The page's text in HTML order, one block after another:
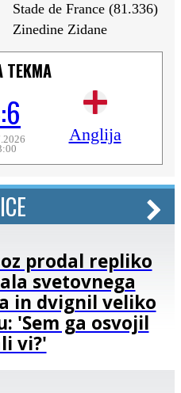
Stade de France (81.336)
Zinedine Zidane
TEKMA
Anglija
prodal repliko
svetovnega
in dvignil veliko
'Sem ga osvojil
vi?'